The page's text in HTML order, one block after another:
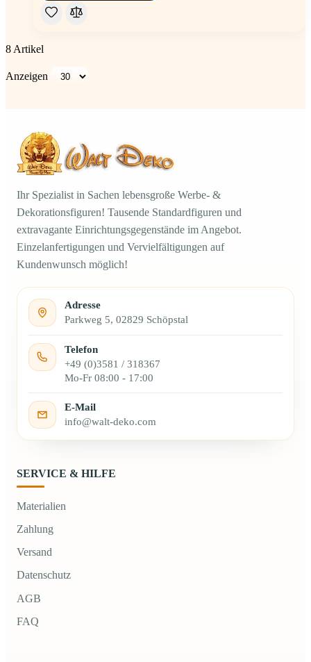
8 Artikel
Anzeigen
Ihr Spezialist in Sachen lebensgroße Werbe- &
Dekorationsfiguren! Tausende Standardfiguren und
extravagante Einrichtungsgegenstände im Angebot.
Einzelanfertigungen und Vervielfältigungen auf
Kundenwunsch möglich!
Adresse
Parkweg 5, 02829 Schöpstal
Telefon
+49 (0)3581 / 318367
Mo-Fr 08:00 - 17:00
E-Mail
info@walt-deko.com
SERVICE & HILFE
Materialien
Zahlung
Versand
Datenschutz
AGB
FAQ